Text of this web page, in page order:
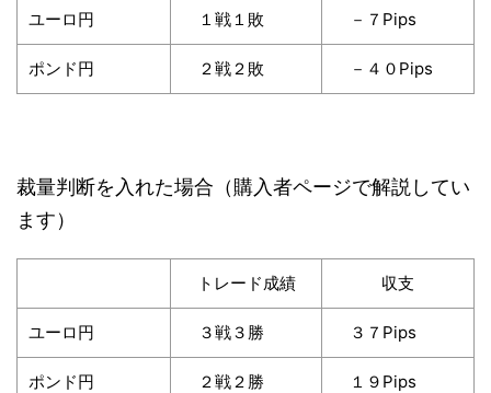
ユーロ円 １戦１敗 －７Pips
ポンド円 ２戦２敗 －４０Pips
裁量判断を入れた場合（購入者ページで解説してい
ます）
トレード成績 収支
ユーロ円 ３戦３勝 ３７Pips
ポンド円 ２戦２勝 １９Pips